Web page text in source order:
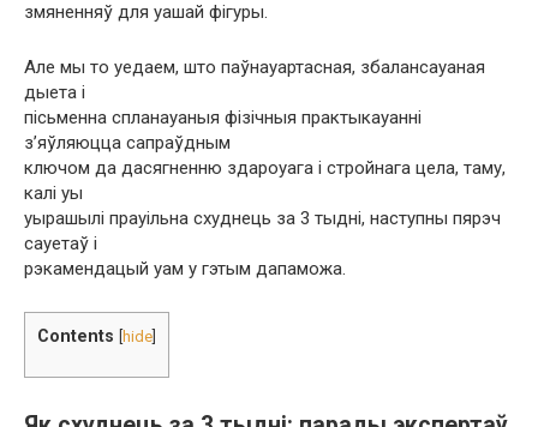
змяненняў для уашай фігуры.
Але мы то уедаем, што паўнауартасная, збалансауаная
дыета і
пісьменна спланауаныя фізічныя практыкауанні
з’яўляюцца сапраўдным
ключом да дасягненню здароуага і стройнага цела, таму,
калі уы
уырашылі прауільна схуднець за 3 тыдні, наступны пярэч
сауетаў і
рэкамендацый уам у гэтым дапаможа.
Contents hide